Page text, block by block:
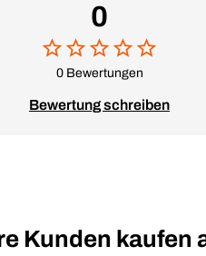
0
0 Bewertungen
Bewertung schreiben
Kunden kaufen